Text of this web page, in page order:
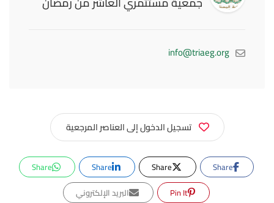
info@triaeg.org
تسجيل الدخول إلى العناصر المرجعية
Share
Share
Share
Share
Pin It
البريد الإلكتروني